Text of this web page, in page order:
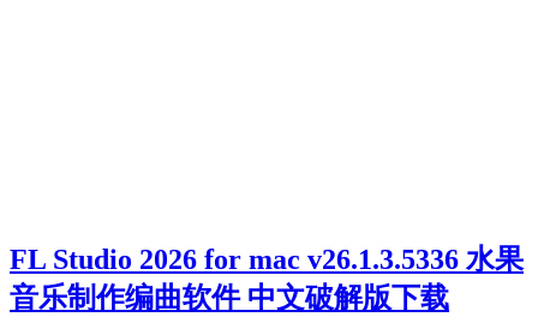
FL Studio 2026 for mac v26.1.3.5336 水果
音乐制作编曲软件 中文破解版下载